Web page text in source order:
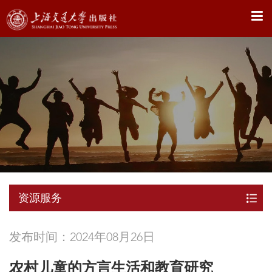
X
资源服务
发布时间：2024年08月26日
农村儿童的方言生活和教育研究